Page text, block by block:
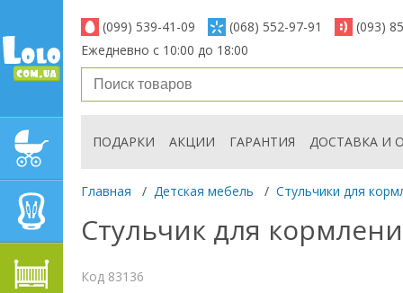
ДЕТСКИЕ КОЛЯСКИ
ДЕТСКАЯ МЕБЕЛЬ
(099) 539-41-09 (068) 552-97-91
(093)
Ежедневно с 10:00 до 18:00
ПОДАРКИ АКЦИИ ГАРАНТИЯ ДОСТАВКА И
Главная / Детская мебель / Стульчики для
Стульчик для
Код 83136